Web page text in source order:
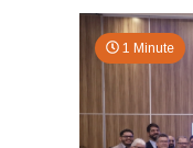
1 Minute